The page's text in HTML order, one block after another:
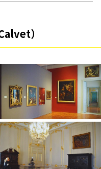
）